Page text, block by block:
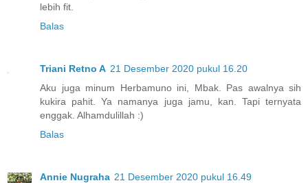
lebih fit.
Balas
Triani Retno A 21 Desember 2020 pukul 16.20
Aku juga minum Herbamuno ini, Mbak. Pas awalnya sih
kukira pahit. Ya namanya juga jamu, kan. Tapi ternyata
enggak. Alhamdulillah :)
Balas
Annie Nugraha 21 Desember 2020 pukul 16.49